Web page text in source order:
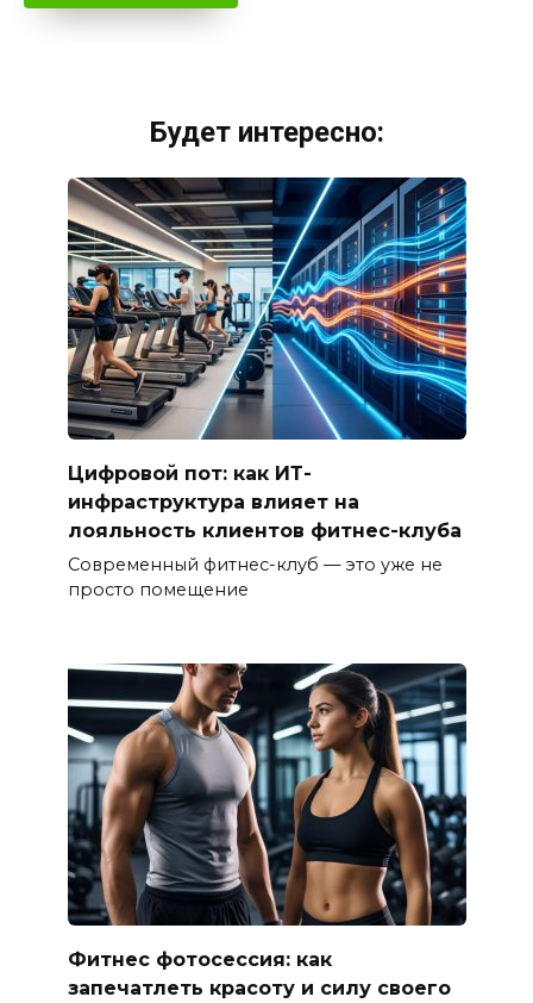
Будет интересно:
Цифровой пот: как ИТ-
инфраструктура влияет на
лояльность клиентов фитнес-клуба
Современный фитнес-клуб — это уже не
просто помещение
Фитнес фотосессия: как
запечатлеть красоту и силу своего